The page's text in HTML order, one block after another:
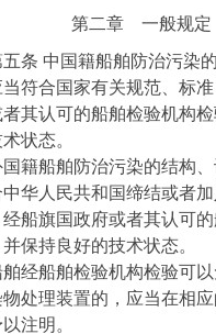
第二章 一般规定
中国籍船舶防治污染的
符合国家有关规范、标
其认可的船舶检验机构
状态。
船舶防治污染的结构、
华人民共和国缔结或者
船旗国政府或者其认可
保持良好的技术状态。
船舶检验机构检验可以
处理装置的，应当在相
注明。